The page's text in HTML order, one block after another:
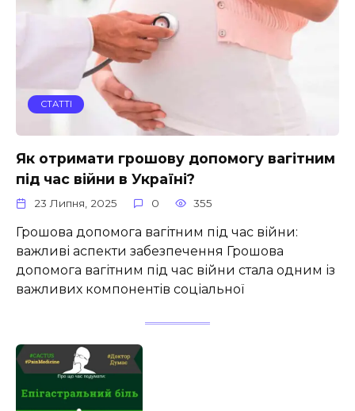
СТАТТІ
Як отримати грошову допомогу вагітним
під час війни в Україні?
23 Липня, 2025 0 355
Грошова допомога вагітним під час війни:
важливі аспекти забезпечення Грошова
допомога вагітним під час війни стала одним із
важливих компонентів соціальної